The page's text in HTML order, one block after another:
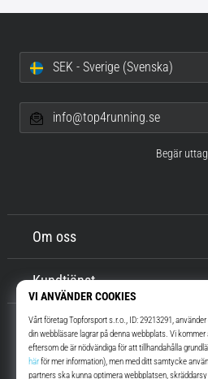
Om oss
Kundtjänst
SEK - Sverige (Svenska)
info@top4running.se
Begär uttag